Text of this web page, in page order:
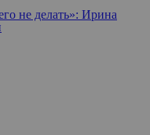
не делать»: Ирина